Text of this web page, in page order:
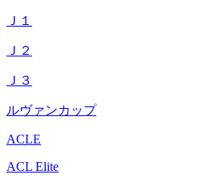
Ｊ１
Ｊ２
Ｊ３
ルヴァンカップ
ACLE
ACL Elite